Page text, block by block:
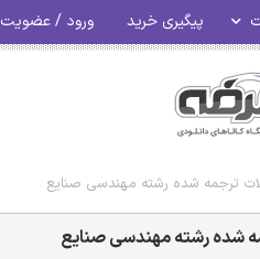
پیگیری خرید ورود / عضویت
ترجمه شده رشته مهندسی صنایع
شده رشته مهندسی صنایع